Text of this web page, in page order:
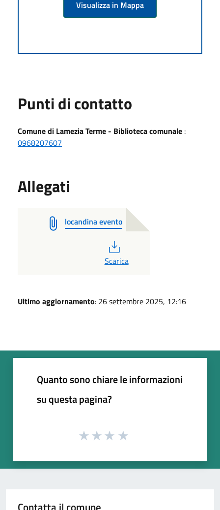
Visualizza in Mappa
Punti di contatto
Comune di Lamezia Terme - Biblioteca comunale :
0968207607
Allegati
locandina evento
Scarica
Ultimo aggiornamento: 26 settembre 2025, 12:16
Quanto sono chiare le informazioni
su questa pagina?